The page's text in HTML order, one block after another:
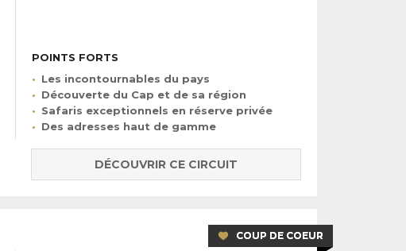
POINTS FORTS
Les incontournables du pays
Découverte du Cap et de sa région
Safaris exceptionnels en réserve privée
Des adresses haut de gamme
DÉCOUVRIR CE CIRCUIT
COUP DE COEUR